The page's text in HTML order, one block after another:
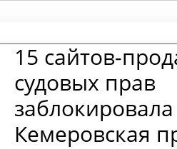
15 сайтов-
судовых прав
заблокировала
Кемеровская